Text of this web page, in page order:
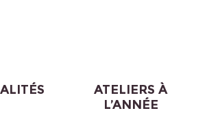
ATELIERS À
L’ANNÉE